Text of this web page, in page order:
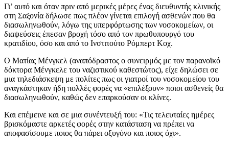
Γι’ αυτό και όταν πριν από μερικές μέρες ένας διευθυντής κλινικής
στη Σαξονία δήλωσε πως πλέον γίνεται επιλογή ασθενών που θα
διασωληνωθούν, λόγω της υπερφόρτωσης των νοσοκομείων, οι
διαψεύσεις έπεσαν βροχή τόσο από τον πρωθυπουργό του
κρατιδίου, όσο και από το Ινστιτούτο Ρόμπερτ Κοχ.
Ο Ματίας Μένγκελ (αναπόδραστος ο συνειρμός με τον παρανοϊκό
δόκτορα Μένγκελε του ναζιστικού καθεστώτος), είχε δηλώσει σε
μια τηλεδιάσκεψη με πολίτες πως οι γιατροί του νοσοκομείου του
αναγκάστηκαν ήδη πολλές φορές να «επιλέξουν» ποιοι ασθενείς θα
διασωληνωθούν, καθώς δεν επαρκούσαν οι κλίνες.
Και επέμεινε και σε μια συνέντευξή του: «Τις τελευταίες ημέρες
βρισκόμαστε αρκετές φορές στην κατάσταση να πρέπει να
αποφασίσουμε ποιος θα πάρει οξυγόνο και ποιος όχι».